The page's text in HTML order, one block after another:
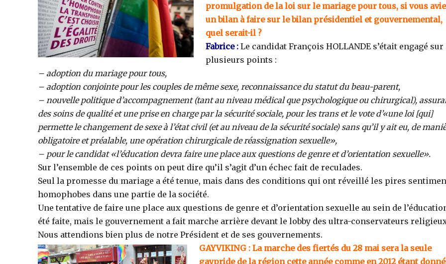
promulgation de la loi sur le mariage pour tous, si vous
un bilan à faire sur le bilan présidentiel et gouvernemental,
quel serait-il ?
Fabrice : Le candidat François HOLLANDE s’était engagé sur
plusieurs points :
– adoption du mariage pour tous,
– adoption conjointe pour les couples de même sexe, reconnaissance du statut du beau-parent,
– nouvelle politique d’accompagnement (tant au niveau médical que psychologique ou chirurgical),
des soins de qualité et une prise en charge par la sécurité sociale, pour les trans et le vote d’«une loi [qui]
permette le changement de sexe à l’état civil (et au niveau de la sécurité sociale) sans qu’il y ait eu, de
obligatoire et préalable, une opération chirurgicale de réassignation sexuelle»,
– pour le candidat «l’éducation devra faire une place aux questions de genre et d’orientation sexuelle».
Sur l’ensemble de ces points on peut dire qu’il s’agit d’un échec fait de reculades.
Seul la promesse du mariage a été tenue, mais dans des conditions qui ont réveillé les pires
homophobes dans une partie de la société.
Une tentative de faire une place aux questions de genre et d’orientation sexuelle au sein de
été faite, mais le gouvernement a fait marche arrière devant le lobby des ultra-conservateurs
Nous attendions bien plus de notre Président et de ses gouvernements.
GAYVIKING : La marche des fiertés du 28 mai sera la seule
gaypride de la région cette année comme en 2012 étant donné